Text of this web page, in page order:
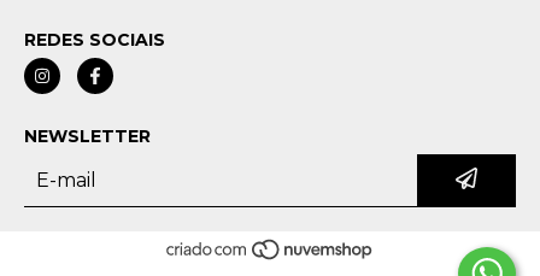
REDES SOCIAIS
NEWSLETTER